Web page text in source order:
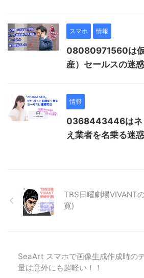
スマホ 情報
08080971560は
産）セールスの迷
情報
0368443446はネ
え業者を名乗る迷
TBS日曜劇場VIVANT
寛)
SeaArt スマホで画像生成作成時の
量は意外にも超軽い！！